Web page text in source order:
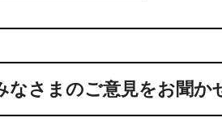
さまのご意見をお聞か